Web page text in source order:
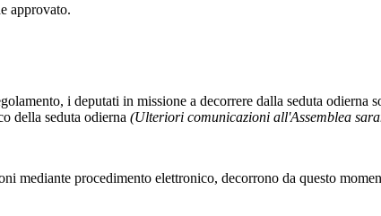
approvato.
i deputati in missione a decorrere dalla seduta odierna
della seduta odierna (Ulteriori comunicazioni all'Assemblea
mediante procedimento elettronico, decorrono da questo